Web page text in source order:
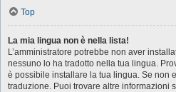
Top
La mia lingua non è nella lista!
L’amministratore potrebbe non aver
nessuno lo ha tradotto nella tua lingua.
è possibile installare la tua lingua. Se non
traduzione. Puoi trovare altre informazioni